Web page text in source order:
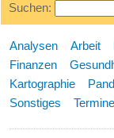
Suchen:
Analysen Arbeit
Finanzen
Kartographie
Sonstiges
Termine